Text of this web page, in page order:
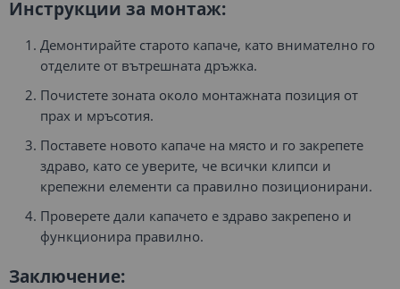
Инструкции за монтаж:
Демонтирайте старото капаче, като внимателно го
отделите от вътрешната дръжка.
Почистете зоната около монтажната позиция от
прах и мръсотия.
Поставете новото капаче на място и го закрепете
здраво, като се уверите, че всички клипси и
крепежни елементи са правилно позиционирани.
Проверете дали капачето е здраво закрепено и
функционира правилно.
Заключение: